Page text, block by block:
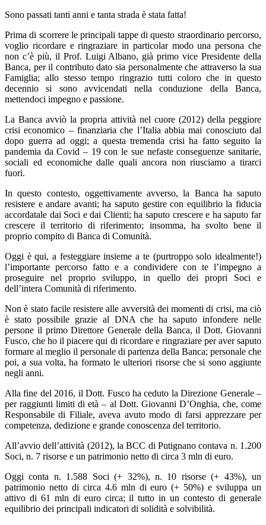
Sono passati tanti anni e tanta strada è stata fatta!
Prima di scorrere le principali tappe di questo straordinario percorso,
voglio ricordare e ringraziare in particolar modo una persona che
non c’è più, il Prof. Luigi Albano, già primo vice Presidente della
Banca, per il contributo dato sia personalmente che attraverso la sua
Famiglia; allo stesso tempo ringrazio tutti coloro che in questo
decennio si sono avvicendati nella conduzione della Banca,
mettendoci impegno e passione.
La Banca avviò la propria attività nel cuore (2012) della peggiore
crisi economico – finanziaria che l’Italia abbia mai conosciuto dal
dopo guerra ad oggi; a questa tremenda crisi ha fatto seguito la
pandemia da Covid – 19 con le sue nefaste conseguenze sanitarie,
sociali ed economiche dalle quali ancora non riusciamo a tirarci
fuori.
In questo contesto, oggettivamente avverso, la Banca ha saputo
resistere e andare avanti; ha saputo gestire con equilibrio la fiducia
accordatale dai Soci e dai Clienti; ha saputo crescere e ha saputo far
crescere il territorio di riferimento; insomma, ha svolto bene il
proprio compito di Banca di Comunità.
Oggi è qui, a festeggiare insieme a te (purtroppo solo idealmente!)
l’importante percorso fatto e a condividere con te l’impegno a
proseguire nel proprio sviluppo, in quello dei propri Soci e
dell’intera Comunità di riferimento.
Non è stato facile resistere alle avversità dei momenti di crisi, ma ciò
è stato possibile grazie al DNA che ha saputo infondere nelle
persone il primo Direttore Generale della Banca, il Dott. Giovanni
Fusco, che ho il piacere qui di ricordare e ringraziare per aver saputo
formare al meglio il personale di partenza della Banca; personale che
poi, a sua volta, ha formato le ulteriori risorse che si sono aggiunte
negli anni.
Alla fine del 2016, il Dott. Fusco ha ceduto la Direzione Generale –
per raggiunti limiti di età – al Dott. Giovanni D’Onghia, che, come
Responsabile di Filiale, aveva avuto modo di farsi apprezzare per
competenza, dedizione e grande conoscenza del territorio.
All’avvio dell’attività (2012), la BCC di Putignano contava n. 1.200
Soci, n. 7 risorse e un patrimonio netto di circa 3 mln di euro.
Oggi conta n. 1.588 Soci (+ 32%), n. 10 risorse (+ 43%), un
patrimonio netto di circa 4.6 mln di euro (+ 50%) e sviluppa un
attivo di 61 mln di euro circa; il tutto in un contesto di generale
equilibrio dei principali indicatori di solidità e solvibilità.